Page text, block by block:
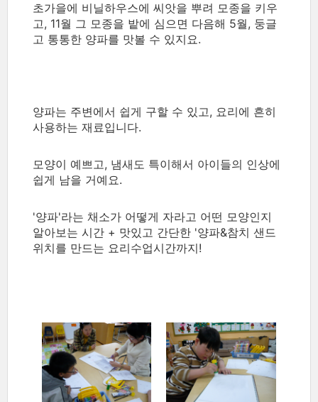
초가을에 비닐하우스에 씨앗을 뿌려 모종을 키우
고, 11월 그 모종을 밭에 심으면 다음해 5월, 둥글
고 통통한 양파를 맛볼 수 있지요.
양파는 주변에서 쉽게 구할 수 있고, 요리에 흔히
사용하는 재료입니다.
모양이 예쁘고, 냄새도 특이해서 아이들의 인상에
쉽게 남을 거예요.
'양파'라는 채소가 어떻게 자라고 어떤 모양인지
알아보는 시간 + 맛있고 간단한 '양파&참치 샌드
위치를 만드는 요리수업시간까지!